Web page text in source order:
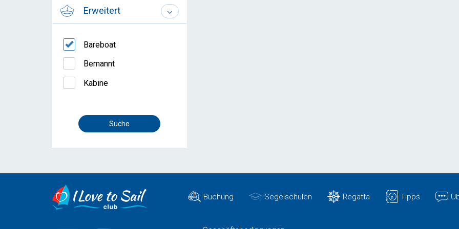
Erweitert
Bareboat
Bemannt
Kabine
Buchung Segelschulen Regatta Tipps